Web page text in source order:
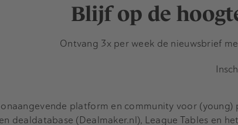
Blijf op de
Ontvang 3x per week de nieuwsbrief
platform en community voor
dealdatabase (Dealmaker.nl), League Tables en